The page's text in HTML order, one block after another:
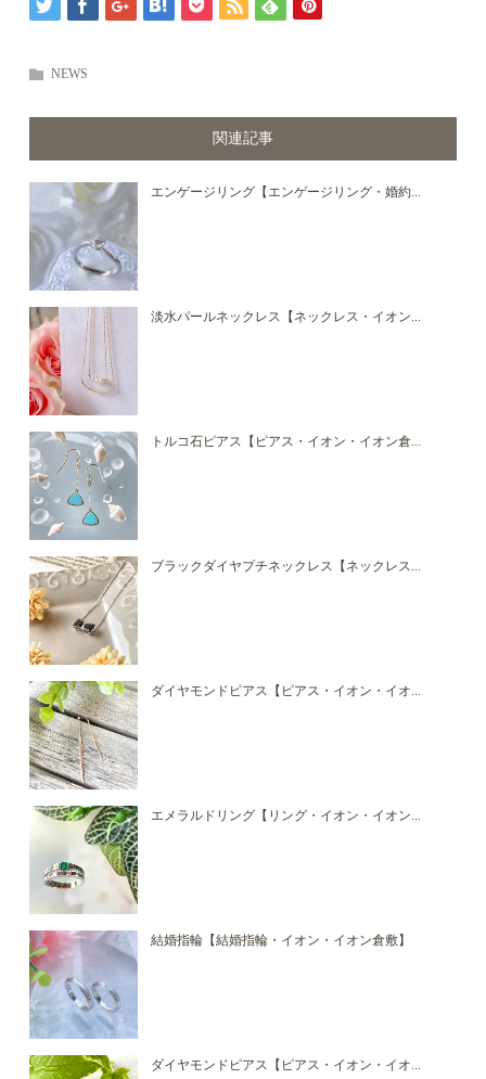
NEWS
関連記事
エンゲージリング【エンゲージリング・婚約...
淡水パールネックレス【ネックレス・イオン...
トルコ石ピアス【ピアス・イオン・イオン倉...
ブラックダイヤプチネックレス【ネックレス...
ダイヤモンドピアス【ピアス・イオン・イオ...
エメラルドリング【リング・イオン・イオン...
結婚指輪【結婚指輪・イオン・イオン倉敷】
ダイヤモンドピアス【ピアス・イオン・イオ...